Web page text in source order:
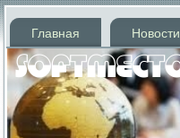
Главная Новости